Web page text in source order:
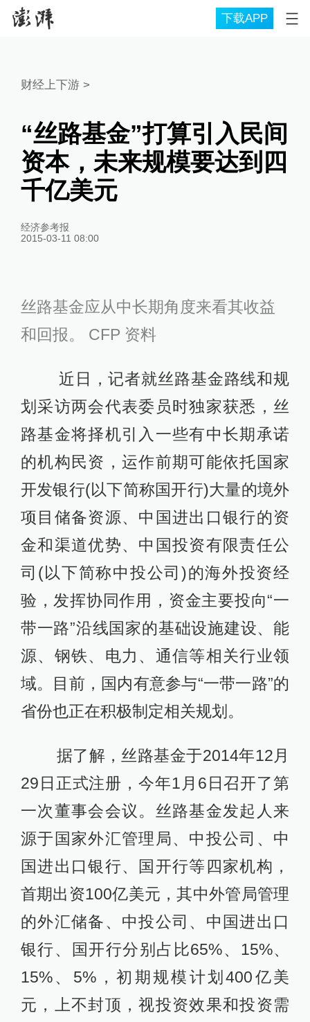
下载APP
财经上下游 >
“丝路基金”打算引入民间
资本，未来规模要达到四
千亿美元
经济参考报
2015-03-11 08:00
丝路基金应从中长期角度来看其收益
和回报。 CFP 资料
近日，记者就丝路基金路线和规
划采访两会代表委员时独家获悉，丝
路基金将择机引入一些有中长期承诺
的机构民资，运作前期可能依托国家
开发银行(以下简称国开行)大量的境外
项目储备资源、中国进出口银行的资
金和渠道优势、中国投资有限责任公
司(以下简称中投公司)的海外投资经
验，发挥协同作用，资金主要投向“一
带一路”沿线国家的基础设施建设、能
源、钢铁、电力、通信等相关行业领
域。目前，国内有意参与“一带一路”的
省份也正在积极制定相关规划。
据了解，丝路基金于2014年12月
29日正式注册，今年1月6日召开了第
一次董事会会议。丝路基金发起人来
源于国家外汇管理局、中投公司、中
国进出口银行、国开行等四家机构，
首期出资100亿美元，其中外管局管理
的外汇储备、中投公司、中国进出口
银行、国开行分别占比65%、15%、
15%、5%，初期规模计划400亿美
元，上不封顶，视投资效果和投资需